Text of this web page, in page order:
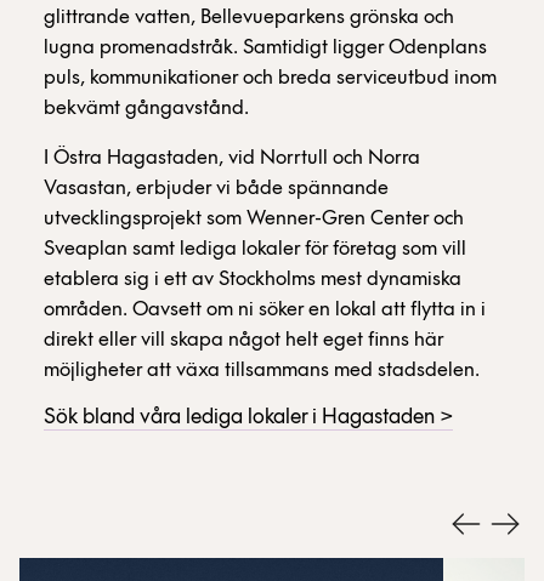
glittrande vatten, Bellevueparkens grönska och
lugna promenadstråk. Samtidigt ligger Odenplans
puls, kommunikationer och breda serviceutbud inom
bekvämt gångavstånd.
I Östra Hagastaden, vid Norrtull och Norra
Vasastan, erbjuder vi både spännande
utvecklingsprojekt som Wenner-Gren Center och
Sveaplan samt lediga lokaler för företag som vill
etablera sig i ett av Stockholms mest dynamiska
områden. Oavsett om ni söker en lokal att flytta in i
direkt eller vill skapa något helt eget finns här
möjligheter att växa tillsammans med stadsdelen.
Sök bland våra lediga lokaler i Hagastaden >